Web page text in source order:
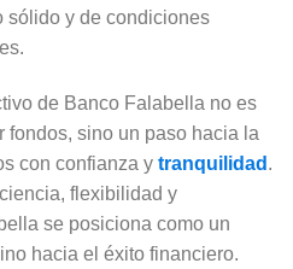
sólido y de condiciones
de Banco Falabella no es
fondos, sino un paso hacia la
con confianza y tranquilidad .
flexibilidad y
se posiciona como un
hacia el éxito financiero.